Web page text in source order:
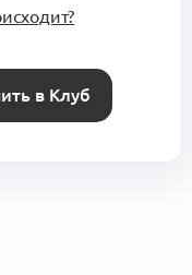
в Клуб